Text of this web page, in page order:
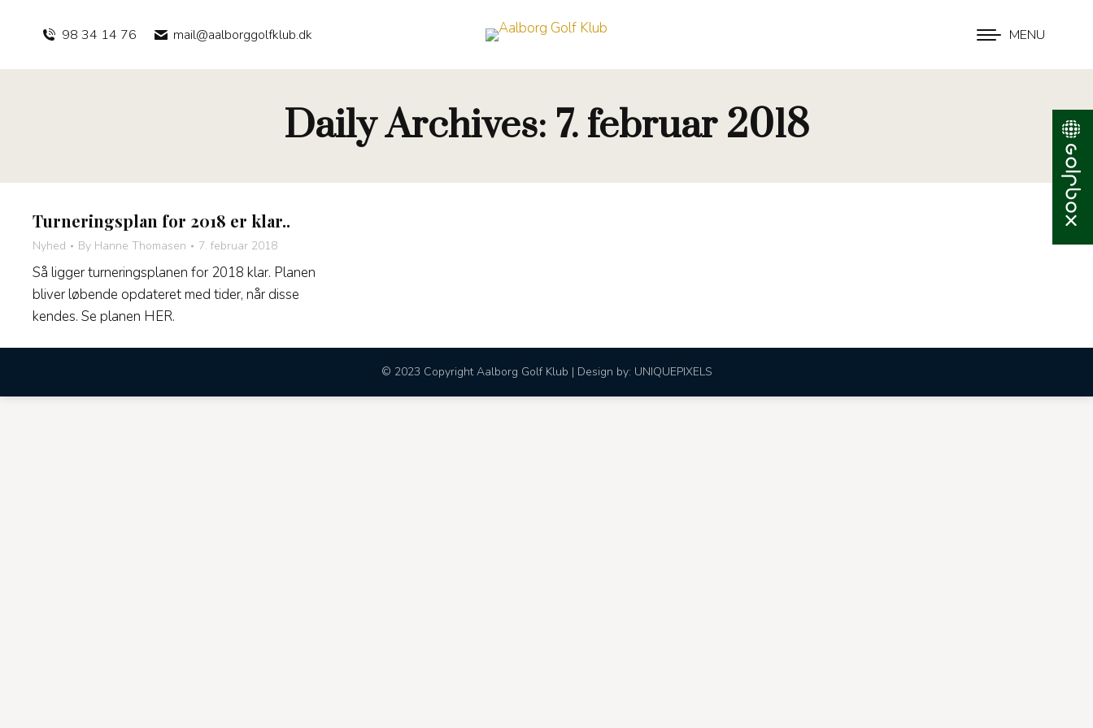
MENU
98 34 14 76 mail@aalborggolfklub.dk
Daily Archives: 7. februar 2018
Turneringsplan for 2018 er klar..
Nyhed By Hanne Thomasen 7. februar 2018
Så ligger turneringsplanen for 2018 klar. Planen
bliver løbende opdateret med tider, når disse
kendes. Se planen HER.
© 2023 Copyright Aalborg Golf Klub | Design by: UNIQUEPIXELS